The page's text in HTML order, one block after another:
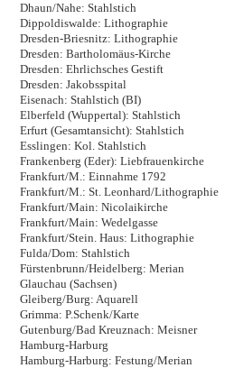
Dhaun/Nahe: Stahlstich
Dippoldiswalde: Lithographie
Dresden-Briesnitz: Lithographie
Dresden: Bartholomäus-Kirche
Dresden: Ehrlichsches Gestift
Dresden: Jakobsspital
Eisenach: Stahlstich (BI)
Elberfeld (Wuppertal): Stahlstich
Erfurt (Gesamtansicht): Stahlstich
Esslingen: Kol. Stahlstich
Frankenberg (Eder): Liebfrauenkirche
Frankfurt/M.: Einnahme 1792
Frankfurt/M.: St. Leonhard/Lithographie
Frankfurt/Main: Nicolaikirche
Frankfurt/Main: Wedelgasse
Frankfurt/Stein. Haus: Lithographie
Fulda/Dom: Stahlstich
Fürstenbrunn/Heidelberg: Merian
Glauchau (Sachsen)
Gleiberg/Burg: Aquarell
Grimma: P.Schenk/Karte
Gutenburg/Bad Kreuznach: Meisner
Hamburg-Harburg
Hamburg-Harburg: Festung/Merian